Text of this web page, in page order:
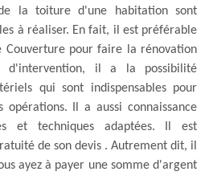
la toiture d'une habitation sont
à réaliser. En fait, il est préférable
Couverture pour faire la rénovation
d'intervention, il a la possibilité
qui sont indispensables pour
Il a aussi connaissance
et techniques adaptées. Il est
de son devis . Autrement dit, il
ayez à payer une somme d'argent